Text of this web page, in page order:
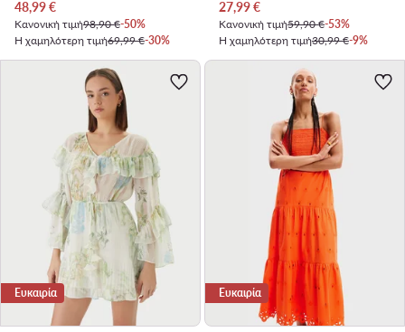
Τρέχουσα τιμή
48,99€
Κανονική τιμή98,90 €-50%
Η χαμηλότερη τιμή69,99 €-30%
Τρέχουσα τιμή
27,99€
Κανονική τιμή59,90 €-53%
Η χαμηλότερη τιμή30,99 €-9%
Ευκαιρία Ευκαιρία